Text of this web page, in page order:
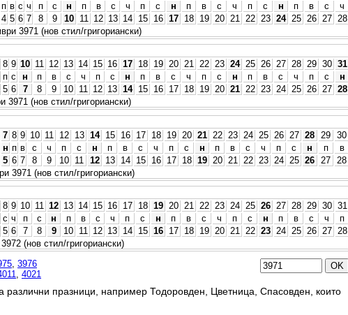
п в с ч п с н п в с ч п с н п в с ч п с н п в с
ч
4 5 6 7 8 9 10 11 12 13 14 15 16 17 18 19 20 21 22 23 24 25 26 27 28
3971 (нов стил/григориански)
8 9 10 11 12 13 14 15 16 17 18 19 20 21 22 23 24 25 26 27 28 29 30 31
п с н п в с ч п с н п в с ч п с н п в с ч п с
н
5 6 7 8 9 10 11 12 13 14 15 16 17 18 19 20 21 22 23 24 25 26 27 28
3971 (нов стил/григориански)
7 8 9 10 11 12 13 14 15 16 17 18 19 20 21 22 23 24 25 26 27 28 29 30
н п в с ч п с н п в с ч п с н п в с ч п с н п
в
5 6 7 8 9 10 11 12 13 14 15 16 17 18 19 20 21 22 23 24 25 26 27
28
3971 (нов стил/григориански)
8 9 10 11 12 13 14 15 16 17 18 19 20 21 22 23 24 25 26 27 28 29 30 31
с ч п с н п в с ч п с н п в с ч п с н п в с ч
п
5 6 7 8 9 10 11 12 13 14 15 16 17 18 19 20 21 22 23 24 25 26 27
28
(нов стил/григориански)
3976
4021
различни празници, например Тодоровден, Цветница, Спасовден, които